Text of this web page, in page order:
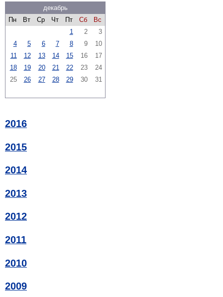
декабрь
Пн
Вт Ср Чт Пт Сб
Вс
1
2
3
4
5 6 7 8 9
10
11
12 13 14 15 16
17
18
19 20 21 22 23
24
25
26 27 28 29 30 31
2016
2015
2014
2013
2012
2011
2010
2009